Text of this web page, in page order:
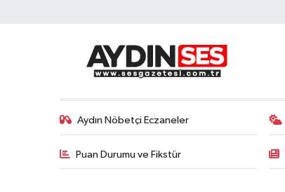
Aydın Nöbetçi Eczaneler
Puan Durumu ve Fikstür